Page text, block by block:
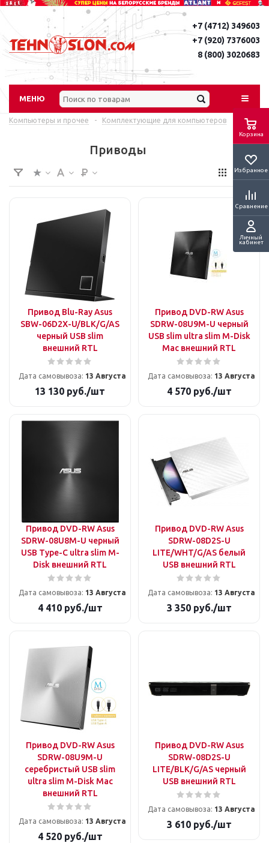
Корзина
Избранное
Сравнение
Личный
кабинет
+7 (4712) 349603
+7 (920) 7376003
8 (800) 3020683
МЕНЮ
Компьютеры и прочее - Комплектующие для компьютеров
Приводы
Привод Blu-Ray Asus
SBW-06D2X-U/BLK/G/AS
черный USB slim
внешний RTL
Дата самовывоза: 13 Августа
13 130 руб./шт
Привод DVD-RW Asus
SDRW-08U9M-U черный
USB slim ultra slim M-Disk
Mac внешний RTL
Дата самовывоза: 13 Августа
4 570руб./шт
Привод DVD-RW Asus
SDRW-08U8M-U черный
USB Type-C ultra slim M-
Disk внешний RTL
Дата самовывоза: 13 Августа
4 410руб./шт
Привод DVD-RW Asus
SDRW-08D2S-U
LITE/WHT/G/AS белый
USB внешний RTL
Дата самовывоза: 13 Августа
3 350руб./шт
Привод DVD-RW Asus
SDRW-08U9M-U
серебристый USB slim
ultra slim M-Disk Mac
внешний RTL
Дата самовывоза: 13 Августа
4 520руб./шт
Привод DVD-RW Asus
SDRW-08D2S-U
LITE/BLK/G/AS черный
USB внешний RTL
Дата самовывоза: 13 Августа
3 610руб./шт